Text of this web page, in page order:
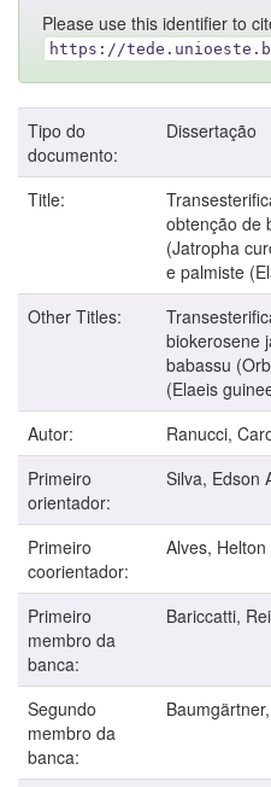
Please use this identifier to
https://
Tipo do
documento:
Dissertação
Title:
obtenção de
(Jatropha
e palmiste
Other Titles:
biokerosene
babassu
(Elaeis
Autor:
Ranucci,
Primeiro
orientador:
Silva, Edson
Primeiro
coorientador:
Alves,
Primeiro
membro da
banca:
Bariccatti,
Segundo
membro da
banca: